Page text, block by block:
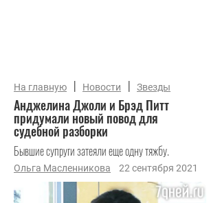
На главную | Новости | Звезды
Анджелина Джоли и Брэд Питт
придумали новый повод для
судебной разборки
Бывшие супруги затеяли еще одну тяжбу.
Ольга Масленникова 22 сентября 2021